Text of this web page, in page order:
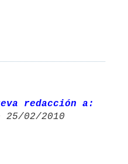
redacción a:
25/02/2010